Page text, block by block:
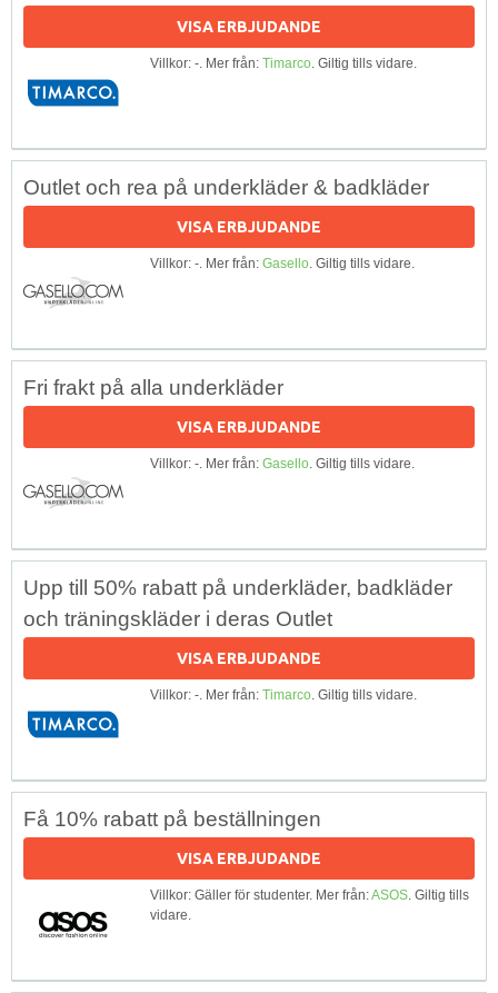
VISA ERBJUDANDE
Villkor: -. Mer från: Timarco. Giltig tills vidare.
Outlet och rea på underkläder & badkläder
VISA ERBJUDANDE
Villkor: -. Mer från: Gasello. Giltig tills vidare.
Fri frakt på alla underkläder
VISA ERBJUDANDE
Villkor: -. Mer från: Gasello. Giltig tills vidare.
Upp till 50% rabatt på underkläder, badkläder
och träningskläder i deras Outlet
VISA ERBJUDANDE
Villkor: -. Mer från: Timarco. Giltig tills vidare.
Få 10% rabatt på beställningen
VISA ERBJUDANDE
Villkor: Gäller för studenter. Mer från:ASOS. Giltig tills
vidare.